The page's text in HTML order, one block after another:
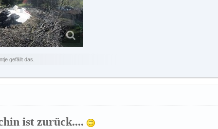
gefällt das.
ist zurück....